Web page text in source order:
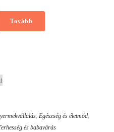
Tovább
, Egészség és életmód,
és babavárás